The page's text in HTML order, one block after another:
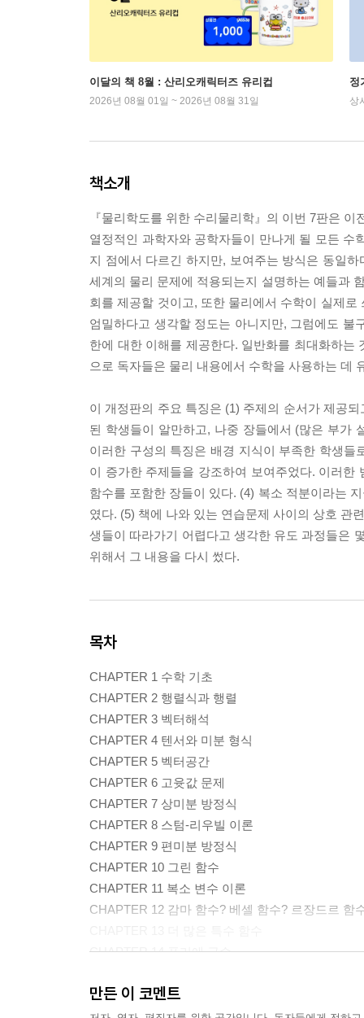
이달의 책 8월 : 산리오캐릭터즈 유리컵
2026년 08월 01일 ~ 2026년 08월 31일
정
상
책소개
『물리학도를 위한 수리물리학』의 이번 7판은
열정적인 과학자와 공학자들이 만나게 될 모든
지 점에서 다르긴 하지만, 보여주는 방식은 동일
세계의 물리 문제에 적용되는지 설명하는 예들과
회를 제공할 것이고, 또한 물리에서 수학이 실제
엄밀하다고 생각할 정도는 아니지만, 그럼에도
한에 대한 이해를 제공한다. 일반화를 최대화하
으로 독자들은 물리 내용에서 수학을 사용하는 데
이 개정판의 주요 특징은 (1) 주제의 순서가 제공
된 학생들이 알만하고, 나중 장들에서 (많은 부가
이러한 구성의 특징은 배경 지식이 부족한 학생
이 증가한 주제들을 강조하여 보여주었다. 이러
함수를 포함한 장들이 있다. (4) 복소 적분이라는
였다. (5) 책에 나와 있는 연습문제 사이의 상호 관
생들이 따라가기 어렵다고 생각한 유도 과정들은
위해서 그 내용을 다시 썼다.
목차
CHAPTER 1 수학 기초
CHAPTER 2 행렬식과 행렬
CHAPTER 3 벡터해석
CHAPTER 4 텐서와 미분 형식
CHAPTER 5 벡터공간
CHAPTER 6 고윳값 문제
CHAPTER 7 상미분 방정식
CHAPTER 8 스텀-리우빌 이론
CHAPTER 9 편미분 방정식
CHAPTER 10 그린 함수
CHAPTER 11 복소 변수 이론
CHAPTER 12 감마 함수? 베셀 함수? 르장드르 함
CHAPTER 14 푸리에 급수
CHAPTER 16 변분법
만든 이 코멘트